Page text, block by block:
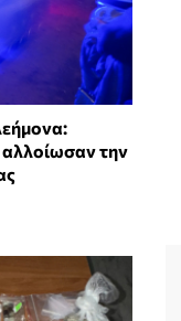
αλλοίωσαν την